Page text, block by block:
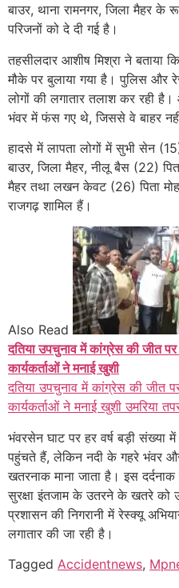
बाउर, थाना रामनगर, जिला मैहर
परिजनों को दे दी गई है।
तहसीलदार आशीष मिश्रा ने बताया
मौके पर बुलाया गया है। पुलिस और
लोगों की लगातार तलाश कर रही
भंवर में फंस गए थे, जिससे वे बाहर
हादसे में लापता लोगों में सुभी सेन
बाउर, जिला मैहर, नीलू बैस (22)
मैहर तथा लखन केवट (26) पिता
राजगढ़ शामिल हैं।
Also Read
दतिया उपचुनाव में कांग्रेस की जीत
कार्यकर्ताओं ने मनाई खुशी
दतिया उपचुनाव में कांग्रेस की जीत
कार्यकर्ताओं ने मनाई खुशी उमरिया
भंवरसेन घाट पर हर वर्ष बड़ी संख्या
पहुंचते हैं, लेकिन नदी के गहरे भंवर
खतरनाक माना जाता है। इस
सुरक्षा इंतजाम के उतरने के खतरे को
प्रशासन की निगरानी में रेस्क्यू
लगातार की जा रही है।
Tagged Accidentnews,